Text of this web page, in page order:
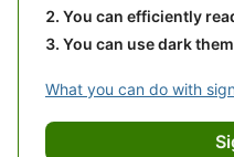
You can efficiently
You can use dark
What you can do with